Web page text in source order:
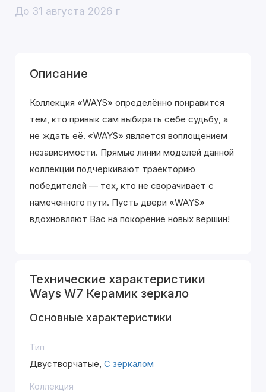
До 31 августа 2026 г
Описание
Коллекция «WAYS» определённо понравится
тем, кто привык сам выбирать себе судьбу, а
не ждать её. «WAYS» является воплощением
независимости. Прямые линии моделей данной
коллекции подчеркивают траекторию
победителей — тех, кто не сворачивает с
намеченного пути. Пусть двери «WAYS»
вдохновляют Вас на покорение новых вершин!
Технические характеристики
Ways W7 Керамик зеркало
Основные характеристики
Тип
Двустворчатые, С зеркалом
Коллекция